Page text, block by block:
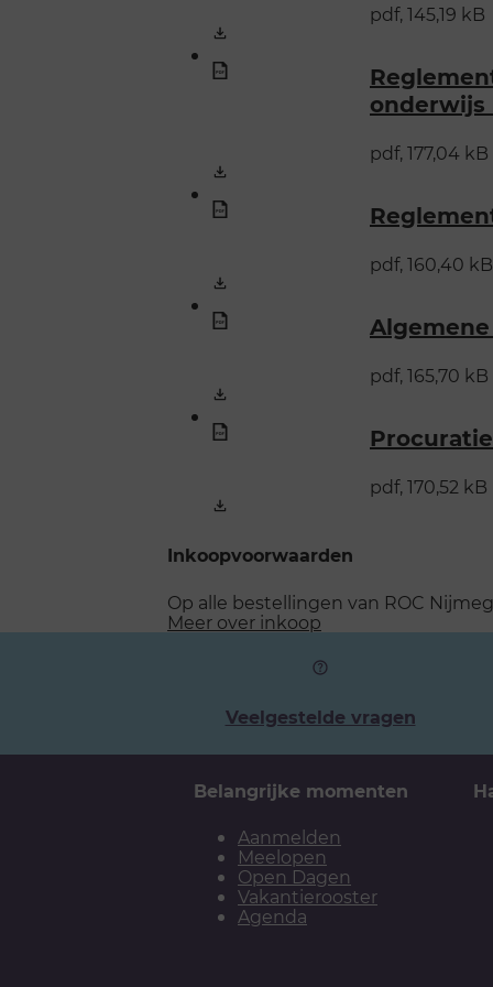
pdf, 145,19 kB
pdf, 177,04 kB
pdf, 160,40 kB
pdf, 165,70 kB
pdf, 170,52 kB
Inkoopvoorwaarden
Op alle bestellingen van ROC
Meer over inkoop
Veelgestelde vragen
Belangrijke momenten
Aanmelden
Meelopen
Open Dagen
Vakantierooster
Agenda